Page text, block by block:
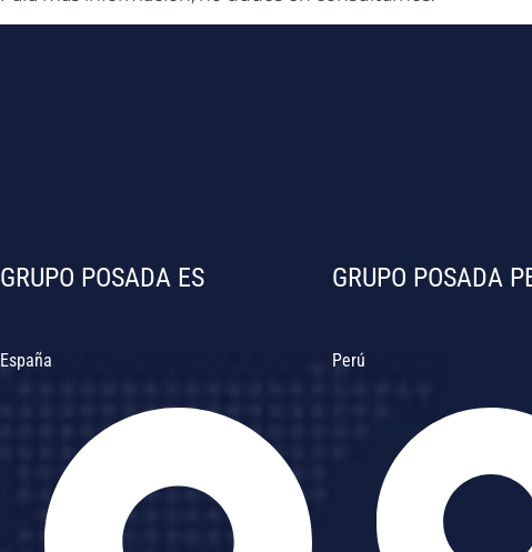
GRUPO POSADA ES
España
GRUPO POSADA
Perú